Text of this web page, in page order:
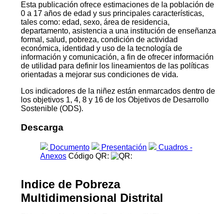
Esta publicación ofrece estimaciones de la población de
0 a 17 años de edad y sus principales características,
tales como: edad, sexo, área de residencia,
departamento, asistencia a una institución de enseñanza
formal, salud, pobreza, condición de actividad
económica, identidad y uso de la tecnología de
información y comunicación, a fin de ofrecer información
de utilidad para definir los lineamientos de las políticas
orientadas a mejorar sus condiciones de vida.
Los indicadores de la niñez están enmarcados dentro de
los objetivos 1, 4, 8 y 16 de los Objetivos de Desarrollo
Sostenible (ODS).
Descarga
Documento Presentación
Cuadros -
Anexos Código QR:
Indice de Pobreza
Multidimensional Distrital